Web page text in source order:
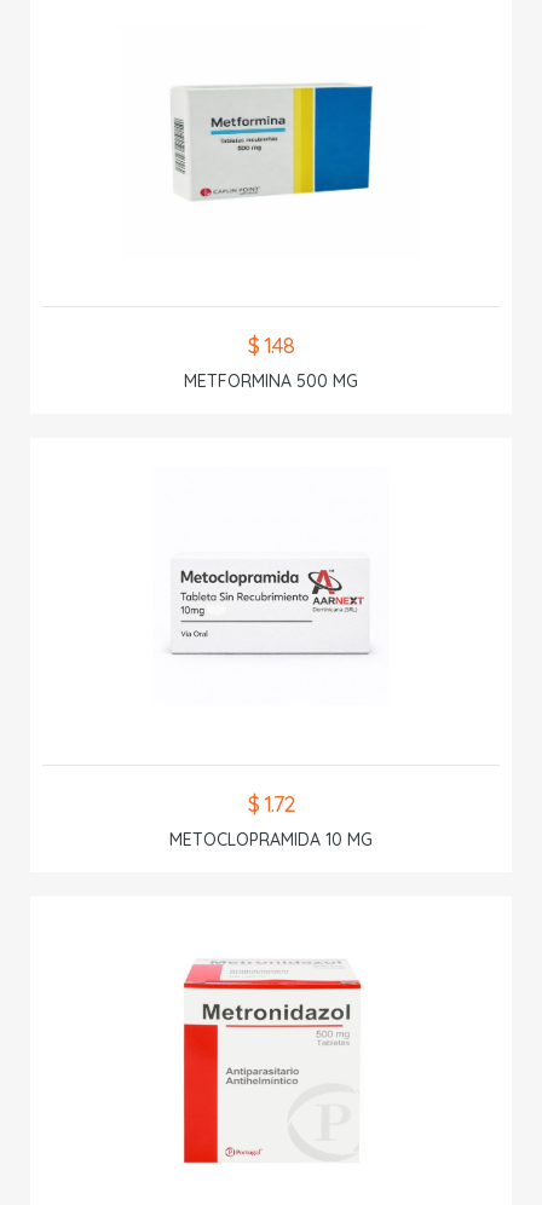
$ 1.48
METFORMINA 500 MG
$ 1.72
METOCLOPRAMIDA 10 MG